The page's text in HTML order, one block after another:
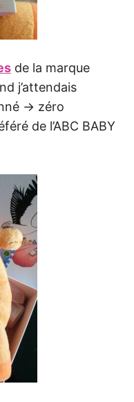
de la marque
j’attendais
-> zéro
de l’ABC BABY